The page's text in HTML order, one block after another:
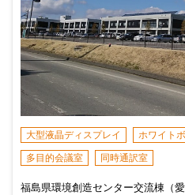
大型液晶ディスプレイ ホワイト
多目的会議室
同時通訳室
福島県環境創造センター交流棟（